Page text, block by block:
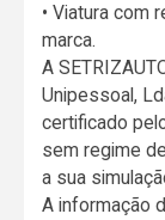
• Viatura com
marca.
A
Unipessoal,
certificado
sem regime
a sua
A informação